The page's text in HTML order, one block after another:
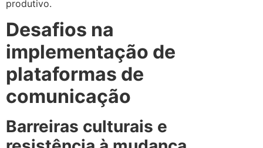
produtivo.
Desafios na
implementação de
plataformas de
comunicação
Barreiras culturais e